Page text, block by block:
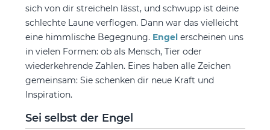
sich von dir streicheln lässt, und schwupp ist deine
schlechte Laune verflogen. Dann war das vielleicht
eine himmlische Begegnung. Engelerscheinen uns
in vielen Formen: ob als Mensch, Tier oder
wiederkehrende Zahlen. Eines haben alle Zeichen
gemeinsam: Sie schenken dir neue Kraft und
Inspiration.
Sei selbst der Engel